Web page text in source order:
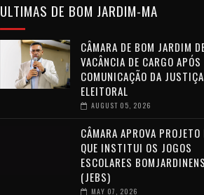
ULTIMAS DE BOM JARDIM-MA
CÂMARA DE BOM JARDIM
VACÂNCIA DE CARGO APÓS
COMUNICAÇÃO DA JUSTIÇA
ELEITORAL
AUGUST 05, 2026
CÂMARA APROVA PROJETO
QUE INSTITUI OS JOGOS
ESCOLARES
(JEBS)
MAY 07, 2026